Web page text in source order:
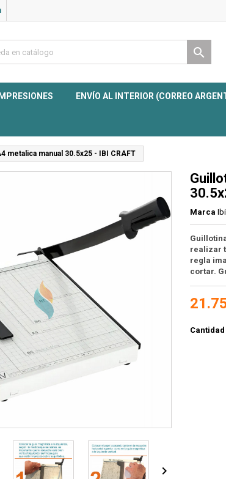

IMPRESIONES ENVÍO AL INTERIOR (CORREO
metalica manual 30.5x25 - IBI CRAFT

Marca
realizar
regla
cortar.
Cantidad